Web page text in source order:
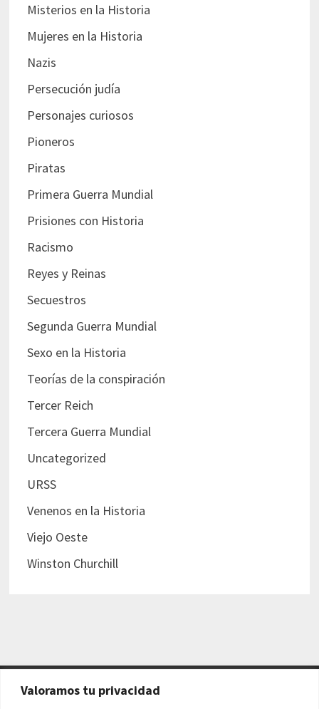
Valoramos tu privacidad
Misterios en la Historia
Mujeres en la Historia
Nazis
Persecución judía
Personajes curiosos
Pioneros
Piratas
Primera Guerra Mundial
Prisiones con Historia
Racismo
Reyes y Reinas
Secuestros
Segunda Guerra Mundial
Sexo en la Historia
Teorías de la conspiración
Tercer Reich
Tercera Guerra Mundial
Uncategorized
URSS
Venenos en la Historia
Viejo Oeste
Winston Churchill